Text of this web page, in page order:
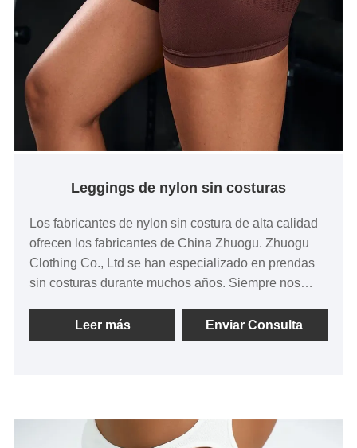
Leggings de nylon sin costuras
Los fabricantes de nylon sin costura de alta calidad
ofrecen los fabricantes de China Zhuogu. Zhuogu
Clothing Co., Ltd se han especializado en prendas
sin costuras durante muchos años. Siempre nos
con métodos de gestión científica, una fuerte fuerza
técnica, continuaremos profundizando la reforma, el
orientación y negociaciones comerciales.
Leer más Enviar Consulta